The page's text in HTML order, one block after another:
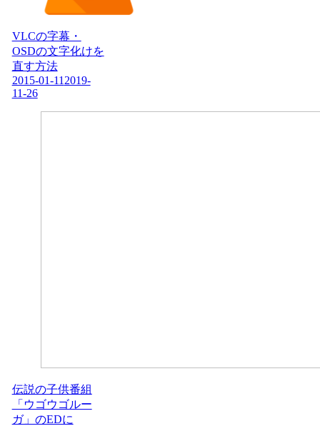
VLCの字幕・
OSDの文字化けを
直す方法
2015-01-11 2019-
11-26
伝説の子供番組
「ウゴウゴルー
ガ」のEDに